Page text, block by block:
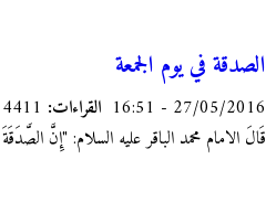
الصدقة في يوم الجمعة
27/05/2016 - 16:51 القراءات:
قَالَ الامام محمد الباقر عليه السلام: "إِنَّ